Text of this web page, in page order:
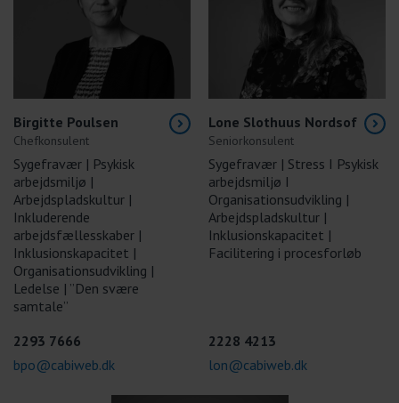
Birgitte Poulsen
Chefkonsulent
Sygefravær | Psykisk
arbejdsmiljø |
Arbejdspladskultur |
Inkluderende
arbejdsfællesskaber |
Inklusionskapacitet |
Organisationsudvikling |
Ledelse | ”Den svære
samtale”
2293 7666
bpo@cabiweb.dk
Lone Slothuus Nordsof
Seniorkonsulent
Sygefravær | Stress I Psykisk
arbejdsmiljø I
Organisationsudvikling |
Arbejdspladskultur |
Inklusionskapacitet |
Facilitering i procesforløb
2228 4213
lon@cabiweb.dk